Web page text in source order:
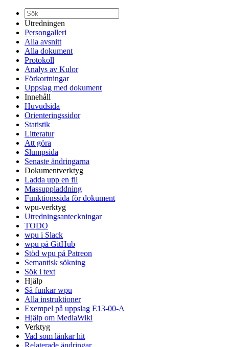
Utredningen
Persongalleri
Alla avsnitt
Alla dokument
Protokoll
Analys av Kulor
Förkortningar
Uppslag med dokument
Innehåll
Huvudsida
Orienteringssidor
Statistik
Litteratur
Att göra
Slumpsida
Senaste ändringarna
Dokumentverktyg
Ladda upp en fil
Massuppladdning
Funktionssida för dokument
wpu-verktyg
Utredningsanteckningar
TODO
wpu i Slack
wpu på GitHub
Stöd wpu på Patreon
Semantisk sökning
Sök i text
Hjälp
Så funkar wpu
Alla instruktioner
Exempel på uppslag E13-00-A
Hjälp om MediaWiki
Verktyg
Vad som länkar hit
Relaterade ändringar